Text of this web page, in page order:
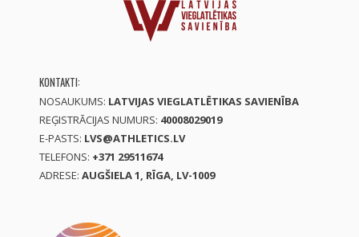
KONTAKTI:
NOSAUKUMS: LATVIJAS VIEGLATLĒTIKAS SAVIENĪBA
REĢISTRĀCIJAS NUMURS: 40008029019
E-PASTS: LVS@ATHLETICS.LV
TELEFONS: +371 29511674
ADRESE: AUGŠIELA 1, RĪGA, LV-1009